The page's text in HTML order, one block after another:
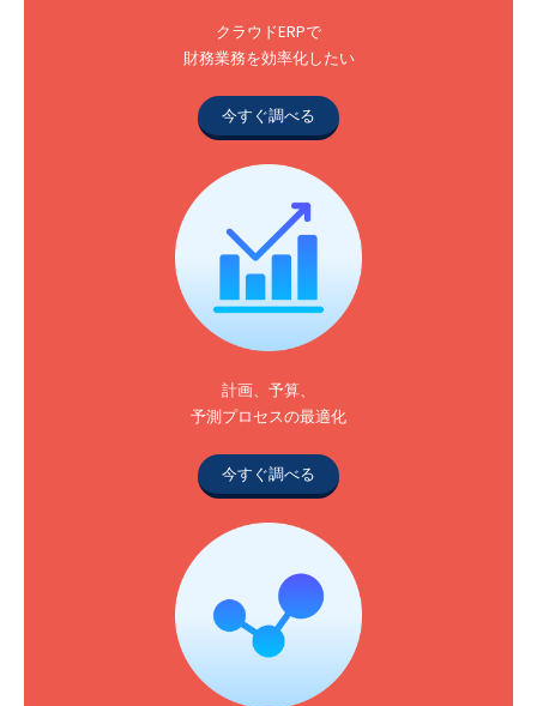
クラウドERPで
財務業務を効率化したい
今すぐ調べる
計画、予算、
予測プロセスの最適化
今すぐ調べる